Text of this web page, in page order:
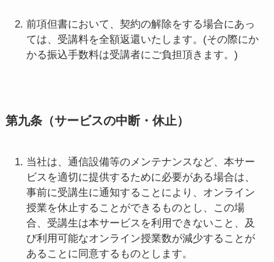
前項但書において、契約の解除をする場合にあっ
ては、受講料を全額返還いたします。(その際にか
かる振込手数料は受講者にご負担頂きます。)
第九条（サービスの中断・休止）
当社は、通信設備等のメンテナンスなど、本サー
ビスを適切に提供するために必要がある場合は、
事前に受講生に通知することにより、オンライン
授業を休止することができるものとし、この場
合、受講生は本サービスを利用できないこと、及
び利用可能なオンライン授業数が減少することが
あることに同意するものとします。